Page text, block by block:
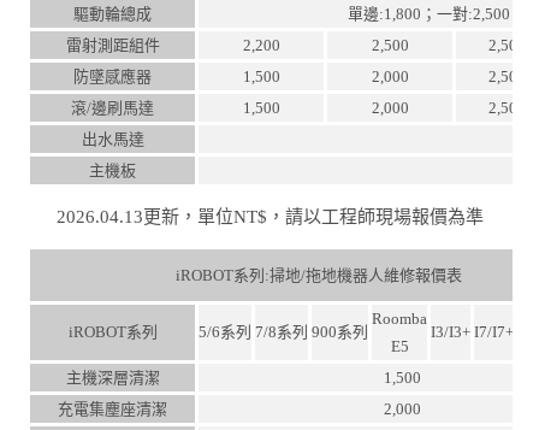
驅動輪總成
單邊:1,800；一對:2,500
雷射測距組件
2,200 2,500
2,500
防墜感應器
1,500 2,000
2,500
滾/邊刷馬達
1,500 2,000
2,500
出水馬達
主機板
2026.04.13更新，單位NT$，請以工程師現場報價為準
iROBOT系列:掃地/拖地機器人維修報價表
iROBOT系列 5/6系列 7/8系列 900系列
Roomba
E5
I3/I3+ I7/I7+
主機深層清潔
1,500
充電集塵座清潔
2,000